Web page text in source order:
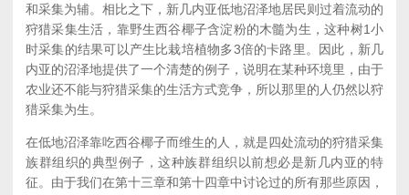
和采集为辅。相比之下，新几内亚低地沼泽地居民则过着流动的
狩猎采集生活，靠野生西谷椰子含淀粉的木髓为生，这种树1小
时采集的结果可以产生比栽培植物多3倍的卡路里。因此，新几
内亚的沼泽地提供了一个清楚的例子，说明在某种环境里，由于
农业还不能与狩猎采集的生活方式竞争，所以那里的人仍然以狩
猎采集为生。
在低地沼泽靠吃西谷椰子而维生的人，就是四处流动的狩猎采集
族群组织的典型例子，这种族群组织以前想必是新几内亚的特
征。由于我们在第十三章和第十四章中讨论过的所有那些原因，